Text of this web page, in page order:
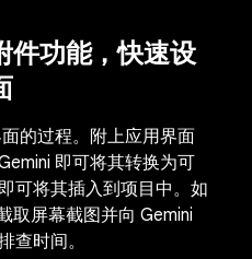
件功能，快速设
的过程。附上应用界面
即可将其转换为可
可将其插入到项目中。如
取屏幕截图并向 Gemini
查时间。